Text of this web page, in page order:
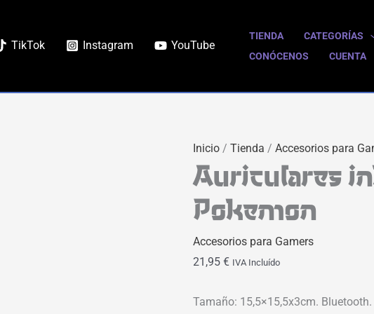
TikTok Instagram YouTube
TIENDA CATEGORÍAS
CONÓCENOS
CUENTA
Inicio /Tienda /Accesorios para
Auriculares
Pokemon
Accesorios para Gamers
21,95€ IVA Incluído
Tamaño: 15,5×15,5x3cm.